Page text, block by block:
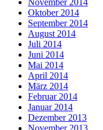
November 2014
Oktober 2014
September 2014
August 2014
Juli 2014
Juni 2014
Mai 2014
April 2014
März 2014
Februar 2014
Januar 2014
Dezember 2013
November 2013